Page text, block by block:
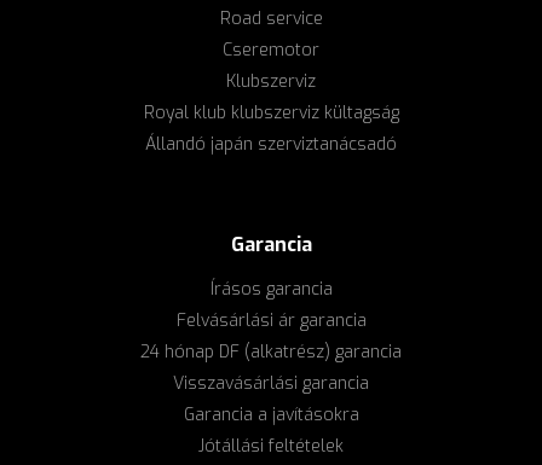
Road service
Cseremotor
Klubszerviz
Royal klub klubszerviz kültagság
Állandó japán szerviztanácsadó
Garancia
Írásos garancia
Felvásárlási ár garancia
24 hónap DF (alkatrész) garancia
Visszavásárlási garancia
Garancia a javításokra
Jótállási feltételek